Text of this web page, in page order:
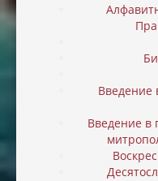
Введение
Введение в